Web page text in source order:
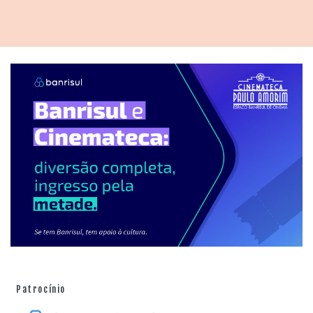
mistura ocorrências separadas por dez anos e ouve
apenas o lado da família Assis Moreira, sem o
contraponto de dirigentes gremistas (há apenas uma
fala, de arquivo, do ex-presidente José Alberto
Guerreiro).
Essa relação mais íntima com o clã Assis Moreira
permite que se conheçam personagens como João
Mendes – o filho de Ronaldinho com Janaina Mendes
(ex-bailarina do programa
Domingão do Faustão, da TV
Globo). Outro bom momento está reservado para o
final: a saída do Barcelona, que oferece um choque de
eventual recuperação de Ronaldinho (e por isso o
Patrocínio